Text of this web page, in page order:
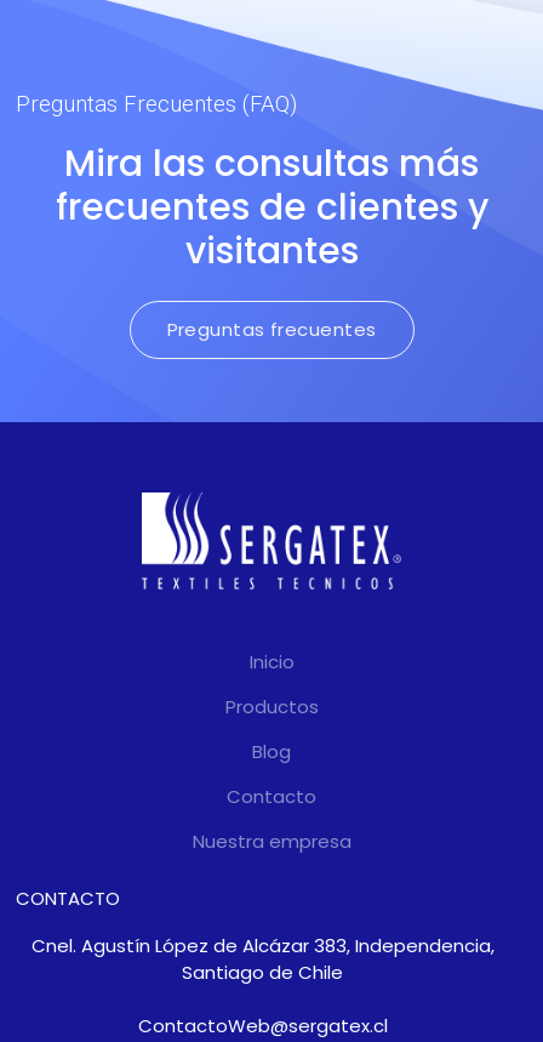
Preguntas Frecuentes (FAQ)
Mira las consultas más
frecuentes de clientes y
visitantes
Preguntas frecuentes
Inicio
Productos
Blog
Contacto
Nuestra empresa
CONTACTO
Cnel. Agustín López de Alcázar 383, Independencia,
Santiago de Chile
ContactoWeb@sergatex.cl